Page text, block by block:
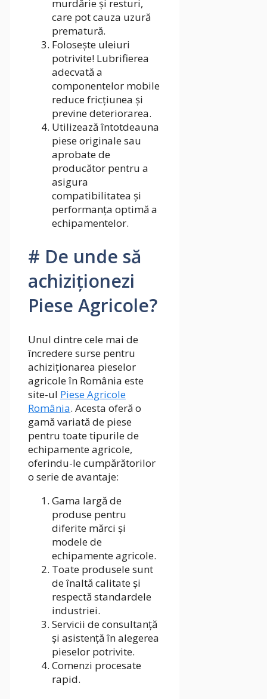
murdărie și resturi,
care pot cauza uzură
prematură.
Folosește uleiuri
potrivite! Lubrifierea
adecvată a
componentelor mobile
reduce fricțiunea și
previne deteriorarea.
Utilizează întotdeauna
piese originale sau
aprobate de
producător pentru a
asigura
compatibilitatea și
performanța optimă a
echipamentelor.
# De unde să
achiziționezi
Piese Agricole?
Unul dintre cele mai de
încredere surse pentru
achiziționarea pieselor
agricole în România este
site-ul Piese Agricole
România. Acesta oferă o
gamă variată de piese
pentru toate tipurile de
echipamente agricole,
oferindu-le cumpărătorilor
o serie de avantaje:
Gama largă de
produse pentru
diferite mărci și
modele de
echipamente agricole.
Toate produsele sunt
de înaltă calitate și
respectă standardele
industriei.
Servicii de consultanță
și asistență în alegerea
pieselor potrivite.
Comenzi procesate
rapid.